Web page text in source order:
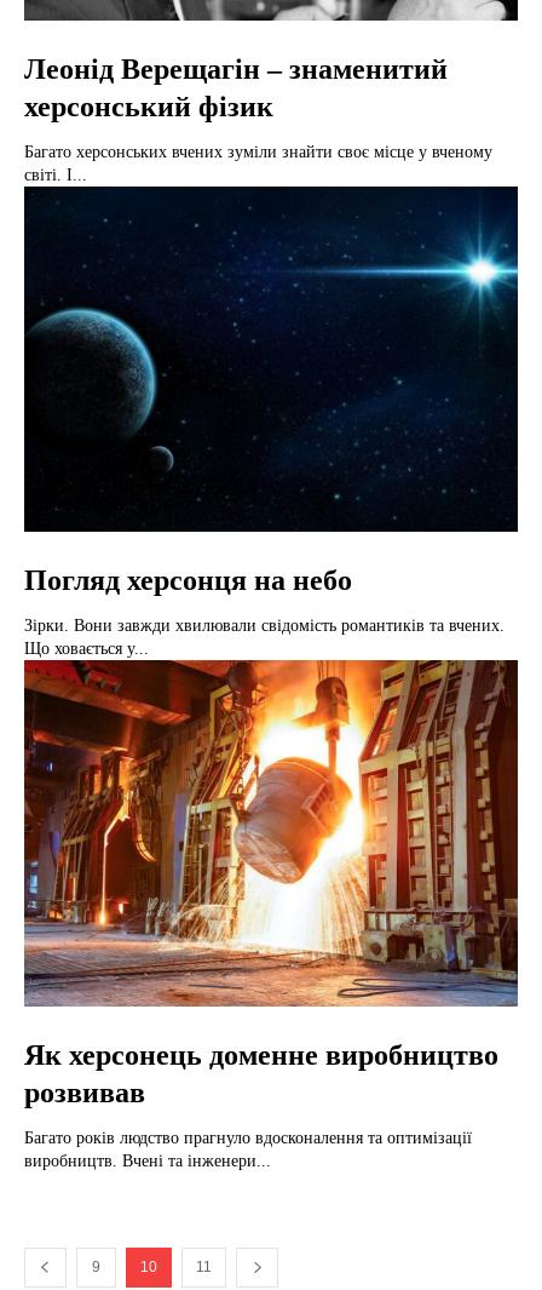
Леонід Верещагін – знаменитий
херсонський фізик
Багато херсонських вчених зуміли знайти своє місце у вченому
світі. І...
Погляд херсонця на небо
Зірки. Вони завжди хвилювали свідомість романтиків та вчених.
Що ховається у...
Як херсонець доменне виробництво
розвивав
Багато років людство прагнуло вдосконалення та оптимізації
виробництв. Вчені та інженери...
9 10 11